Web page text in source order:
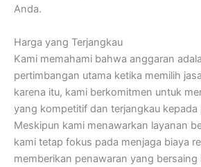
Anda.
Harga yang Terjangkau
Kami memahami bahwa anggaran
pertimbangan utama ketika memilih
karena itu, kami berkomitmen untuk
yang kompetitif dan terjangkau kepada
Meskipun kami menawarkan layanan
kami tetap fokus pada menjaga biaya
memberikan penawaran yang